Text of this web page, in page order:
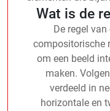
Wat is de
De regel
compositorische
om een beeld
maken.
verdeeld in
horizontale en